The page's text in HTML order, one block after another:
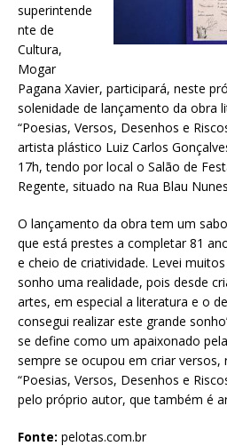
superintende
nte de
Cultura,
Mogar
Pagana Xavier, participará, neste
solenidade de lançamento da obra
“Poesias, Versos, Desenhos e
artista plástico Luiz Carlos
17h, tendo por local o Salão de
Regente, situado na Rua Blau
O lançamento da obra tem um
que está prestes a completar 81
e cheio de criatividade. Levei
sonho uma realidade, pois desde
artes, em especial a literatura e o
consegui realizar este grande
se define como um apaixonado
sempre se ocupou em criar versos,
“Poesias, Versos, Desenhos e
pelo próprio autor, que também é
Fonte: pelotas.com.br